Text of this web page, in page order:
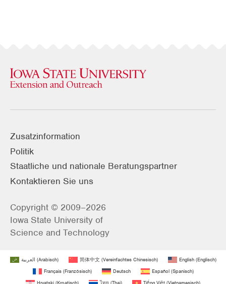
Zusatzinformation
Politik
Staatliche und nationale Beratungspartner
Kontaktieren Sie uns
Copyright © 2009–2026
Iowa State University of
Science and Technology
العربية (Arabisch) 简体中文(Vereinfachtes Chinesisch) English(Englisch)
Français(Französisch) Deutsch Español(Spanisch)